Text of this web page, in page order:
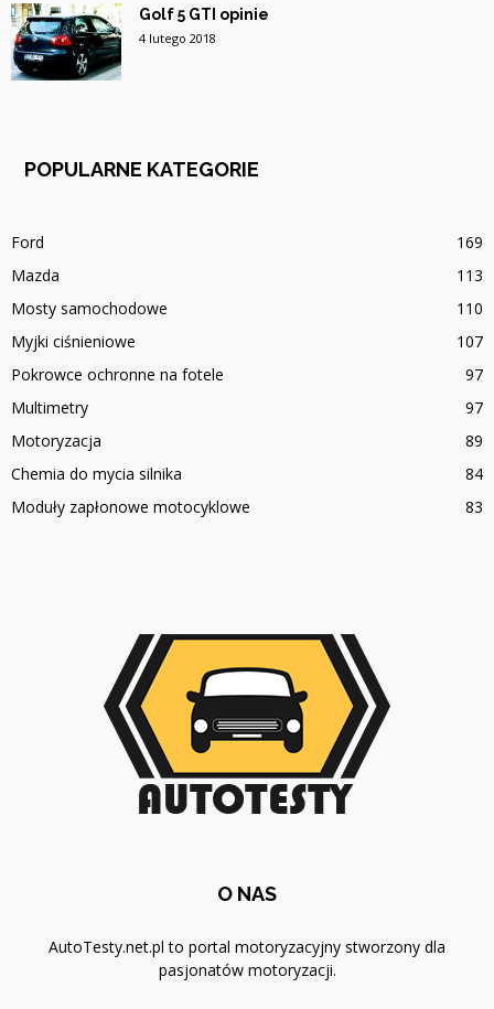
Golf 5 GTI opinie
4 lutego 2018
POPULARNE KATEGORIE
Ford
169
Mazda
113
Mosty samochodowe
110
Myjki ciśnieniowe
107
Pokrowce ochronne na fotele
97
Multimetry
97
Motoryzacja
89
Chemia do mycia silnika
84
Moduły zapłonowe motocyklowe
83
O NAS
AutoTesty.net.pl to portal motoryzacyjny stworzony dla
pasjonatów motoryzacji.